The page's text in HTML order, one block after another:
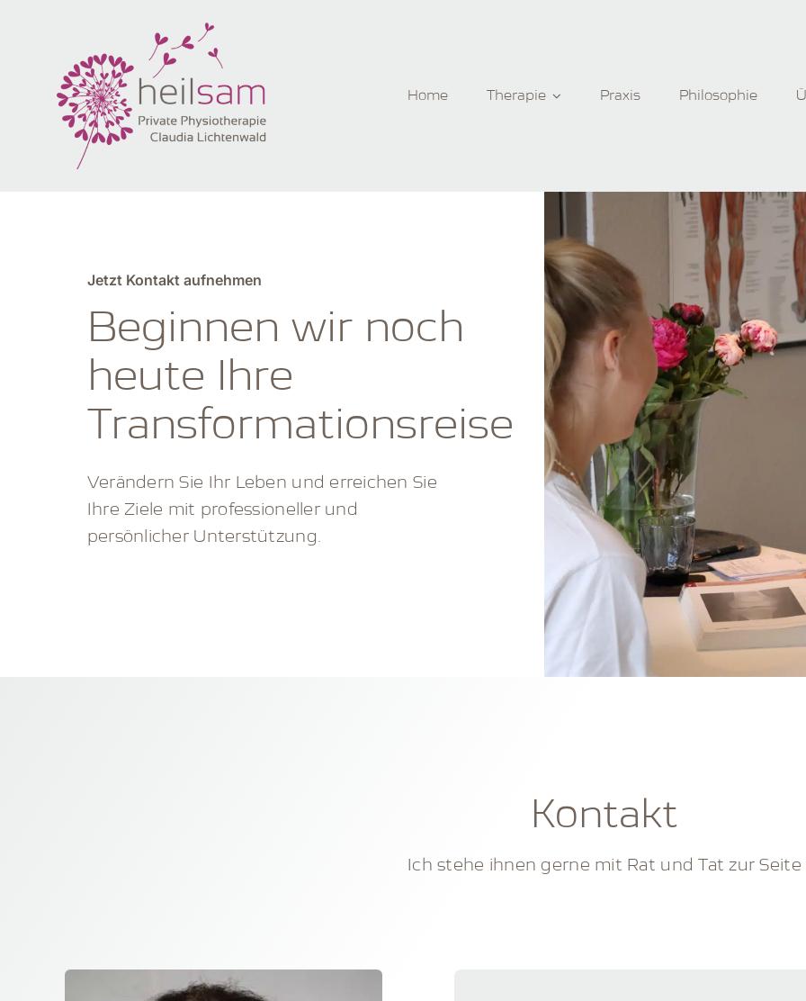
Home Therapie Praxis Philosophie
Jetzt Kontakt aufnehmen
Beginnen wir noch
heute Ihre
Transformationsreise
Verändern Sie Ihr Leben und erreichen Sie
Ihre Ziele mit professioneller und
persönlicher Unterstützung.
Kontakt
Ich stehe ihnen gerne mit Rat und Tat zur Seite